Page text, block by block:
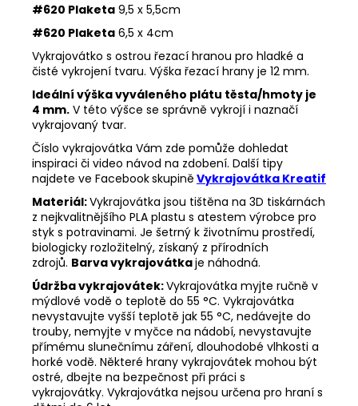
#620 Plaketa 9,5 x 5,5cm
#620 Plaketa 6,5 x 4cm
Vykrajovátko s ostrou řezací hranou pro hladké a
čisté vykrojení tvaru. Výška řezací hrany je 12 mm.
Ideální výška vyváleného plátu těsta/hmoty je
4 mm. V této výšce se správně vykrojí i naznačí
vykrajovaný tvar.
Číslo vykrajovátka Vám zde pomůže dohledat
inspiraci či video návod na zdobení. Další tipy
najdete ve Facebookskupině Vykrajovátka Kreatif
Materiál:Vykrajovátka jsou tištěna na 3D tiskárnách
z nejkvalitnějšího PLA plastu s atestem výrobce pro
styk s potravinami. Je šetrný k životnímu prostředí,
biologicky rozložitelný, získaný z přírodních
zdrojů. Barva vykrajovátkaje náhodná.
Údržba vykrajovátek:Vykrajovátka myjte ručně v
mýdlové vodě o teplotě do 55 °C. Vykrajovátka
nevystavujte vyšší teplotě jak 55 °C, nedávejte do
trouby, nemyjte v myčce na nádobí, nevystavujte
přímému slunečnímu záření, dlouhodobé vlhkosti a
horké vodě. Některé hrany vykrajovátek mohou být
ostré, dbejte na bezpečnost při práci s
vykrajovátky. Vykrajovátka nejsou určena pro hraní s